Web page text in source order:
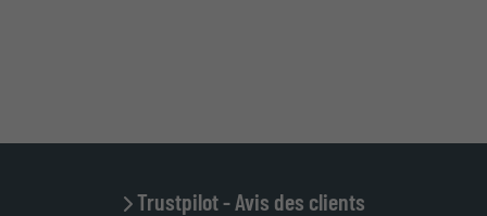
Trustpilot - Avis des clients